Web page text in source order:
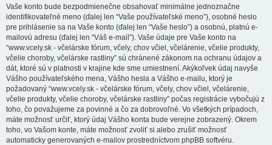
Vaše konto bude bezpodmienečne obsahovať minimálne jednoznačne
identifikovateľné meno (ďalej len “Vaše používateľské meno”), osobné heslo
pre prihlásenie sa na Vaše konto (ďalej len “Vaše heslo”) a osobnú, platnú e-
mailovú adresu (ďalej len “Váš e-mail”). Vaše údaje pre Vaše konto na
“www.vcely.sk - včelárske fórum, včely, chov včiel, včelárenie, včelie produkty,
včelie choroby, včelárske rastliny” sú chránené zákonom na ochranu údajov a
dát, ktoré sú v platnosti v krajine kde sme umiestnení. Akýkoľvek údaj navyše
Vášho používateľského mena, Vášho hesla a Vášho e-mailu, ktorý je
požadovaný “www.vcely.sk - včelárske fórum, včely, chov včiel, včelárenie,
včelie produkty, včelie choroby, včelárske rastliny” počas registrácie vybočujú z
toho, čo považujeme za povinné a čo za dobrovoľné. Vo všetkých prípadoch,
máte možnosť určiť, ktorý údaj Vášho konta bude verejne zobrazený. Okrem
toho, vo Vašom konte, máte možnosť zvoliť si alebo zrušiť možnosť
automaticky generovaných e-mailov prostredníctvom phpBB softvéru.